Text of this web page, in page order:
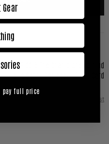
K-1 WGP 2015 The Championship med
bl.a Sanny Dahlbeck - Fight Card
Next Post
Gear
pay full price